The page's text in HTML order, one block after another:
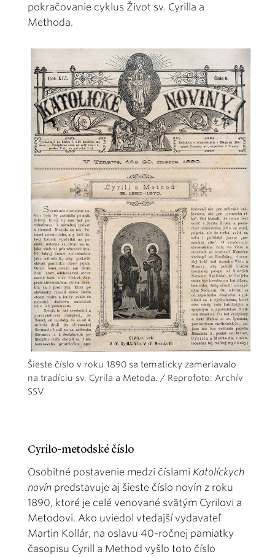
pokračovanie cyklus Život sv. Cyrilla a
Methoda.
Šieste číslo v roku 1890 sa tematicky zameriavalo
na tradíciu sv. Cyrila a Metoda. / Reprofoto: Archív
SSV
Cyrilo-metodské číslo
Osobitné postavenie medzi číslami Katolíckych
novín predstavuje aj šieste číslo novín z roku
1890, ktoré je celé venované svätým Cyrilovi a
Metodovi. Ako uviedol vtedajší vydavateľ
Martin Kollár, na oslavu 40-ročnej pamiatky
časopisu Cyrill a Method vyšlo toto číslo